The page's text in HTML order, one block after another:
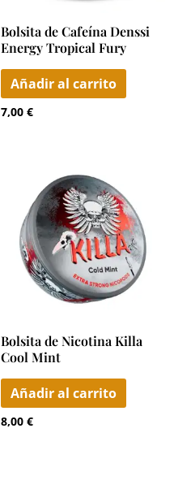
Bolsita de Cafeína Denssi
Energy Tropical Fury
Añadir al carrito
7,00 €
Bolsita de Nicotina Killa
Cool Mint
Añadir al carrito
8,00 €